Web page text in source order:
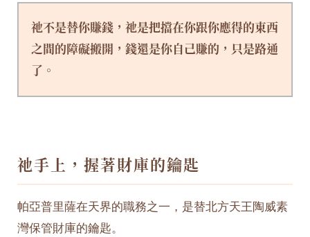
祂不是替你賺錢，祂是把擋在你跟你應得的東西
之間的障礙搬開，錢還是你自己賺的，只是路通
了。
祂手上，握著財庫的鑰匙
帕亞普里薩在天界的職務之一，是替北方天王陶威素
灣保管財庫的鑰匙。